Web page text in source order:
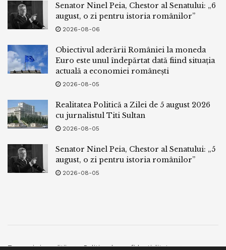
Senator Ninel Peia, Chestor al Senatului: „6
august, o zi pentru istoria românilor”
2026-08-06
Obiectivul aderării României la moneda
Euro este unul îndepărtat dată fiind situația
actuală a economiei românești
2026-08-05
Realitatea Politică a Zilei de 5 august 2026
cu jurnalistul Titi Sultan
2026-08-05
Senator Ninel Peia, Chestor al Senatului: „5
august, o zi pentru istoria românilor”
2026-08-05
Termeni si conditii Politica de confidentialitate